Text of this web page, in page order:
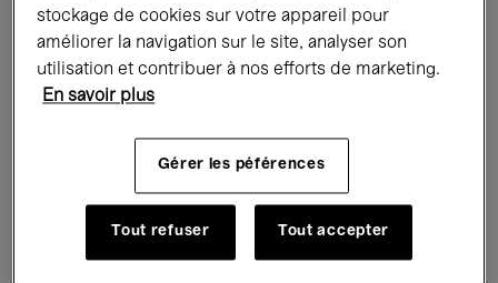
Expositions Films Performances
Rencontres & Débats
Musique classique Global Music
Musique électronique
stockage de cookies sur votre appareil pour
améliorer la navigation sur le site, analyser son
utilisation et contribuer à nos efforts de marketing.
En savoir plus
Gérer les péférences
Tout refuser Tout accepter